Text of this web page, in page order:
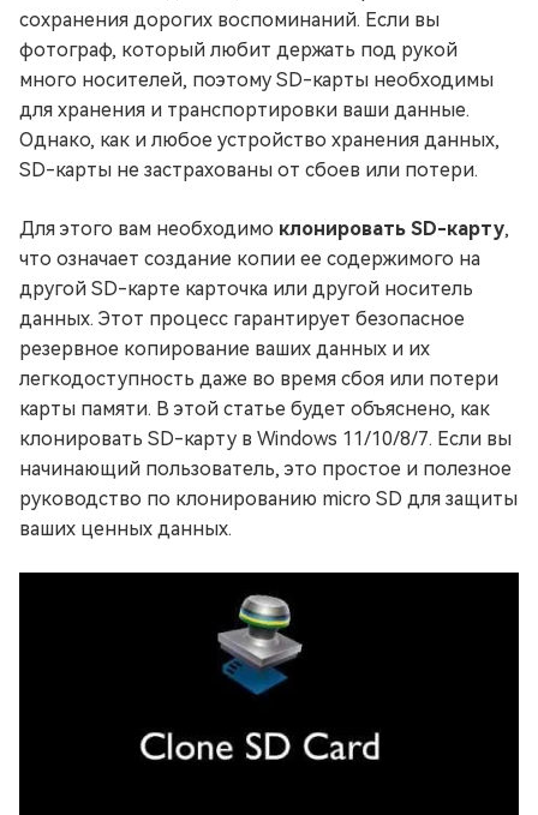
сохранения дорогих воспоминаний. Если вы
фотограф, который любит держать под рукой
много носителей, поэтому SD-карты необходимы
для хранения и транспортировки ваши данные.
Однако, как и любое устройство хранения данных,
SD-карты не застрахованы от сбоев или потери.
Для этого вам необходимо клонировать SD-карту,
что означает создание копии ее содержимого на
другой SD-карте карточка или другой носитель
данных. Этот процесс гарантирует безопасное
резервное копирование ваших данных и их
легкодоступность даже во время сбоя или потери
карты памяти. В этой статье будет объяснено, как
клонировать SD-карту в Windows 11/10/8/7. Если вы
начинающий пользователь, это простое и полезное
руководство по клонированию micro SD для защиты
ваших ценных данных.